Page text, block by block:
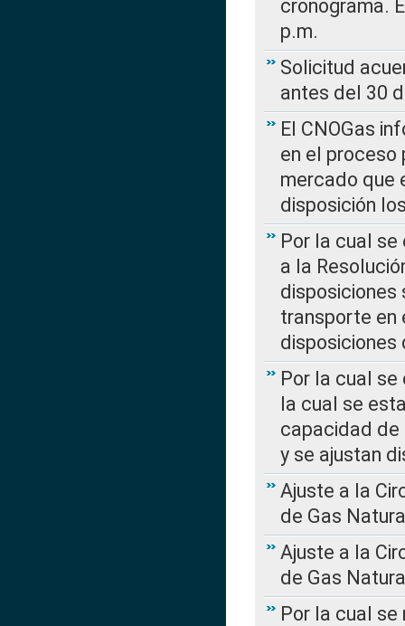
cronograma.
p.m.
Solicitud
antes del 30
El CNOGas
en el
mercado que
disposición
Por la cual se
a la
disposiciones
transporte en
disposiciones
Por la cual se
la cual se
capacidad de
y se ajustan
Ajuste a la
de Gas
Ajuste a la
de Gas
Por la cual se